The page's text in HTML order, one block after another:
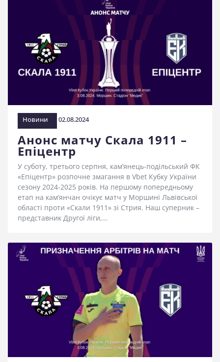
Новини 02.08.2024
Анонс матчу Скала 1911 –
Епіцентр
У суботу, третього серпня, кам’янець-подільський ФК
«Епіцентр» розпочне змагання в Vbet Кубку України
сезону 2024-2025 років. На першому попередньому
етап на кам’янчан очікує матч у Моршині Львівської
області проти «Скали 1911» зі Стрия. Наш суперник –
представник Другої ліги,…